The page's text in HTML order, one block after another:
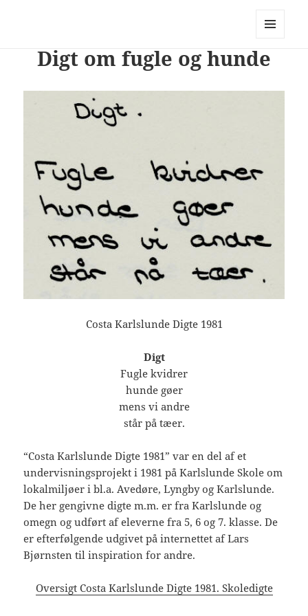
PhotoStory – en rejse i billeder og
OG
WIDGETS
Digt om fugle og hunde
Costa Karlslunde Digte 1981
Digt
Fugle kvidrer
hunde gøer
mens vi andre
står på tæer.
“Costa Karlslunde Digte 1981” var en del af et
undervisningsprojekt i 1981 på Karlslunde Skole om
lokalmiljøer i bl.a. Avedøre, Lyngby og Karlslunde.
De her gengivne digte m.m. er fra Karlslunde og
omegn og udført af eleverne fra 5, 6 og 7. klasse. De
er efterfølgende udgivet på internettet af Lars
Bjørnsten til inspiration for andre.
Oversigt Costa Karlslunde Digte 1981. Skoledigte